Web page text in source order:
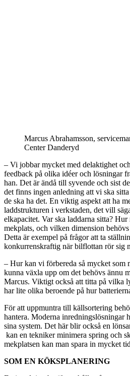
Marcus Abrahamsson,
Center Danderyd
– Vi jobbar mycket med delaktighet
feedback på olika idéer och lösningar
han. Det är ändå till syvende och sist
det finns ingen anledning att vi ska
de ska ha det. En viktig aspekt att ha
laddstrukturen i verkstaden, det vill
elkapacitet. Var ska laddarna sitta?
mekplats, och vilken dimension
Detta är exempel på frågor att ta
konkurrenskraftig när bilflottan rör sig
– Hur kan vi förbereda så mycket
kunna växla upp om det behövs ännu
Marcus. Viktigt också att titta på vilka
har lite olika beroende på hur
För att uppmuntra till källsortering
hantera. Moderna inredningslösningar
sina system. Det här blir också en
kan en tekniker minimera spring och
mekplatsen kan man spara in mycket
SOM EN KÖKSPLANERING